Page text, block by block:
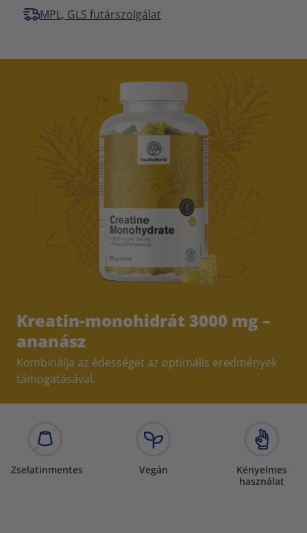
MPL, GLS futárszolgálat
Kreatin-monohidrát 3000 mg –
ananász
Kombinálja az édességet az optimális eredmények
támogatásával.
Zselatinmentes Vegán
Kényelmes
használat